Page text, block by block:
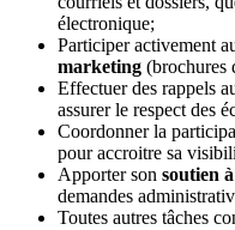
électronique;
Participer activement
marketing (brochures
Effectuer des rappels
assurer le respect des
Coordonner la
pour accroitre sa
Apporter son soutien
demandes
Toutes autres tâches